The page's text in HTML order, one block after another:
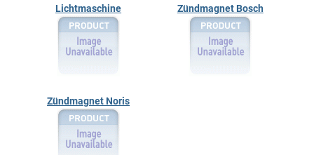
Lichtmaschine Zündmagnet Bosch
Zündmagnet Noris